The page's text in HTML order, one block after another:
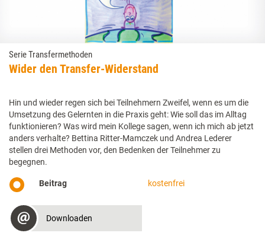
Serie Transfermethoden
Wider den Transfer-Widerstand
Hin und wieder regen sich bei Teilnehmern Zweifel, wenn es um die
Umsetzung des Gelernten in die Praxis geht: Wie soll das im Alltag
funktionieren? Was wird mein Kollege sagen, wenn ich mich ab jetzt
anders verhalte? Bettina Ritter-Mamczek und Andrea Lederer
stellen drei Methoden vor, den Bedenken der Teilnehmer zu
begegnen.
Beitrag kostenfrei
Downloaden